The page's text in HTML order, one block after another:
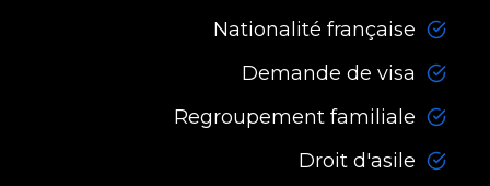
Nationalité française
Demande de visa
Regroupement familiale
Droit d'asile